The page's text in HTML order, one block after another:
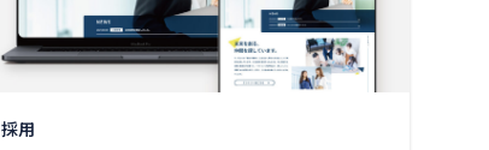
採用